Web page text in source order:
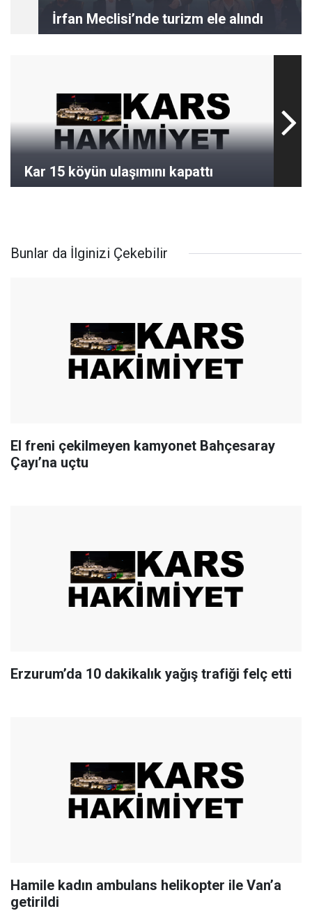
İrfan Meclisi’nde turizm ele alındı
Kar 15 köyün ulaşımını kapattı
Bunlar da İlginizi Çekebilir
El freni çekilmeyen kamyonet Bahçesaray
Çayı’na uçtu
Erzurum’da 10 dakikalık yağış trafiği felç etti
Hamile kadın ambulans helikopter ile Van’a
getirildi